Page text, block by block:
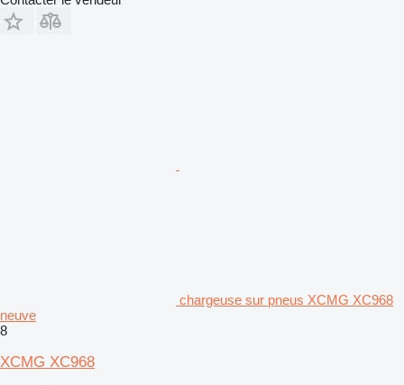
chargeuse sur pneus XCMG XC968
neuve
8
XCMG XC968